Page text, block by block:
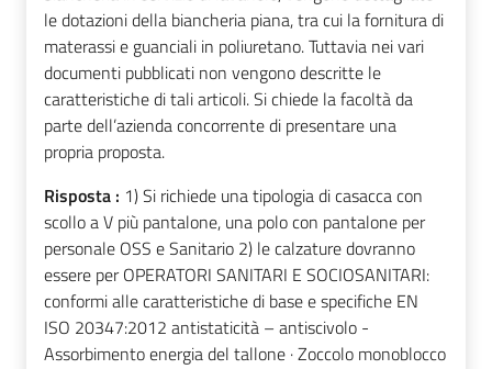
le dotazioni della biancheria piana, tra cui la fornitura di
materassi e guanciali in poliuretano. Tuttavia nei vari
documenti pubblicati non vengono descritte le
caratteristiche di tali articoli. Si chiede la facoltà da
parte dell’azienda concorrente di presentare una
propria proposta.
Risposta : 1) Si richiede una tipologia di casacca con
scollo a V più pantalone, una polo con pantalone per
personale OSS e Sanitario 2) le calzature dovranno
essere per OPERATORI SANITARI E SOCIOSANITARI:
conformi alle caratteristiche di base e specifiche EN
ISO 20347:2012 antistaticità – antiscivolo -
Assorbimento energia del tallone · Zoccolo monoblocco